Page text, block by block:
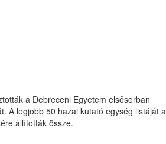
a Debreceni Egyetem elsősorban
A legjobb 50 hazai kutató egység listáját a
állították össze.